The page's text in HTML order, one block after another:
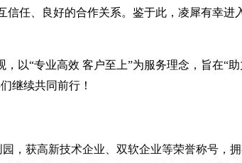
任、良好的合作关系。鉴于此，凌犀有幸
以“专业高效 客户至上”为服务理念，旨在“
继续共同前行！
，获高新技术企业、双软企业等荣誉称号，